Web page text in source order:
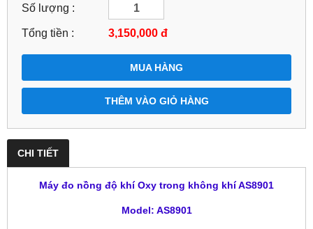
Số lượng :
Tổng tiền : 3,150,000 đ
MUA HÀNG
THÊM VÀO GIỎ HÀNG
CHI TIẾT
Máy đo nồng độ khí Oxy trong không khí AS8901
Model: AS8901